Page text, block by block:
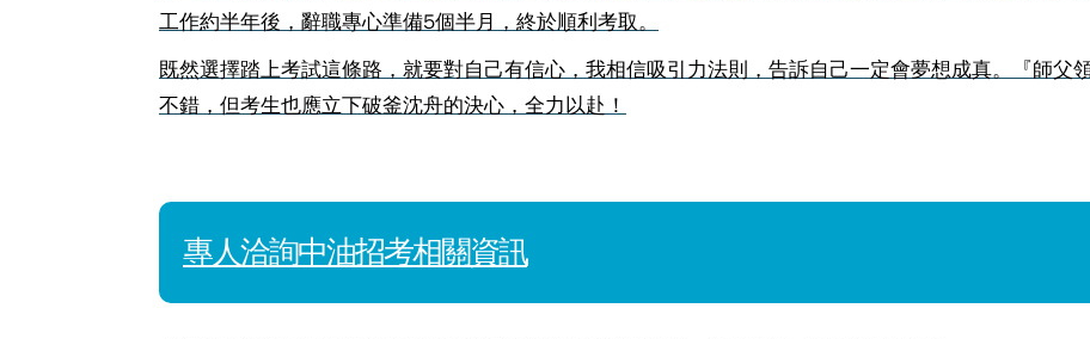
工作約半年後，辭職專心準備5個半月，終於順利考取。
既然選擇踏上考試這條路，就要對自己有信心，我相信吸引力法則，告訴自己一定會夢想成真。『師父
不錯，但考生也應立下破釜沈舟的決心，全力以赴！
專人洽詢中油招考相關資訊